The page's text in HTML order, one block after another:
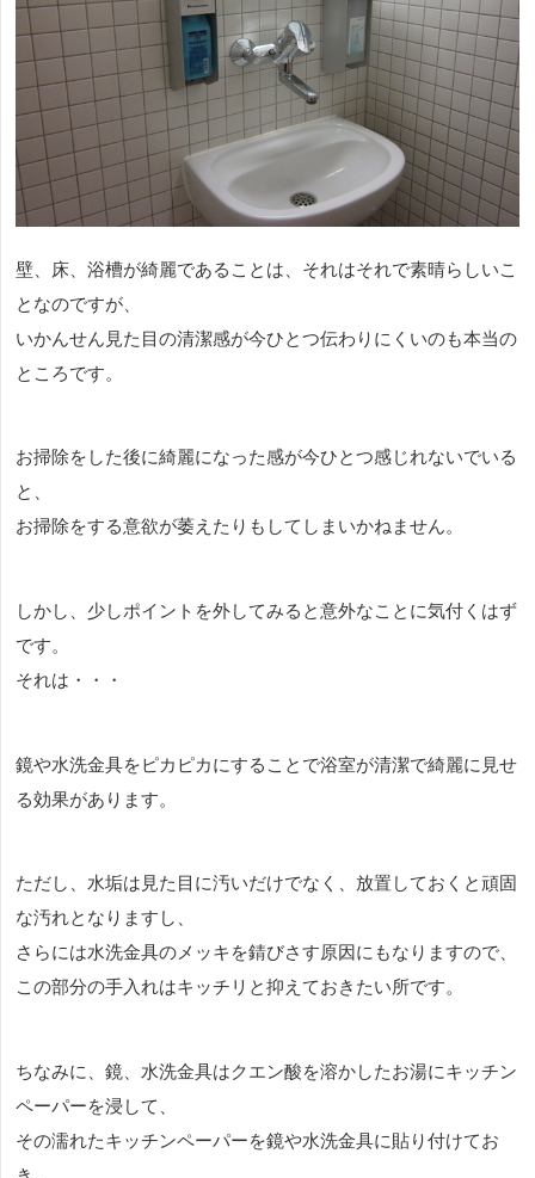
壁、床、浴槽が綺麗であることは、それはそれで素晴らしいこ
となのですが、
いかんせん見た目の清潔感が今ひとつ伝わりにくいのも本当の
ところです。
お掃除をした後に綺麗になった感が今ひとつ感じれないでいる
と、
お掃除をする意欲が萎えたりもしてしまいかねません。
しかし、少しポイントを外してみると意外なことに気付くはず
です。
それは・・・
鏡や水洗金具をピカピカにすることで浴室が清潔で綺麗に見せ
る効果があります。
ただし、水垢は見た目に汚いだけでなく、放置しておくと頑固
な汚れとなりますし、
さらには水洗金具のメッキを錆びさす原因にもなりますので、
この部分の手入れはキッチリと抑えておきたい所です。
ちなみに、鏡、水洗金具はクエン酸を溶かしたお湯にキッチン
ペーパーを浸して、
その濡れたキッチンペーパーを鏡や水洗金具に貼り付けてお